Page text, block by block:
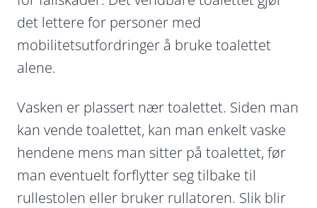
det lettere for personer med
mobilitetsutfordringer å bruke toalettet
alene.
Vasken er plassert nær toalettet. Siden man
kan vende toalettet, kan man enkelt vaske
hendene mens man sitter på toalettet, før
man eventuelt forflytter seg tilbake til
rullestolen eller bruker rullatoren. Slik blir